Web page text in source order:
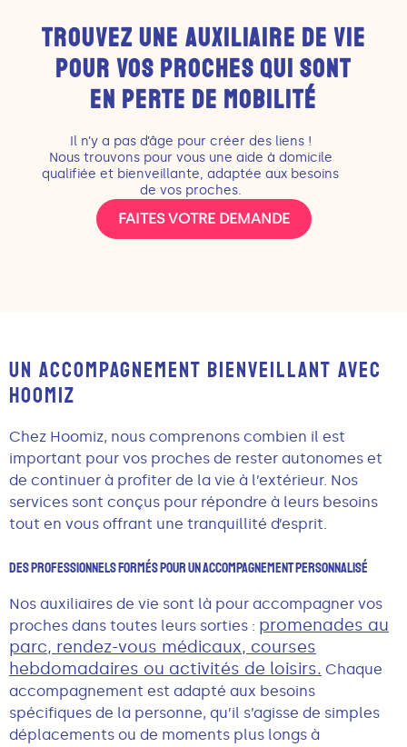
TROUVEZ UNE AUXILIAIRE DE VIE
POUR VOS PROCHES QUI SONT
EN PERTE DE MOBILITÉ
Il n’y a pas d’âge pour créer des liens !
Nous trouvons pour vous une aide à domicile
qualifiée et bienveillante, adaptée aux besoins
de vos proches.
FAITES VOTRE DEMANDE
UN ACCOMPAGNEMENT BIENVEILLANT AVEC
HOOMIZ
Chez Hoomiz, nous comprenons combien il est
important pour vos proches de rester autonomes et
de continuer à profiter de la vie à l’extérieur. Nos
services sont conçus pour répondre à leurs besoins
tout en vous offrant une tranquillité d’esprit.
Des Professionnels Formés Pour Un Accompagnement Personnalisé
Nos auxiliaires de vie sont là pour accompagner vos
proches dans toutes leurs sorties : promenades au
parc, rendez-vous médicaux, courses
hebdomadaires ou activités de loisirs. Chaque
accompagnement est adapté aux besoins
spécifiques de la personne, qu’il s’agisse de simples
déplacements ou de moments plus longs à